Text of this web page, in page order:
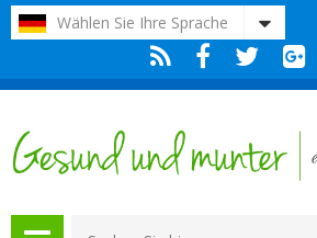
Bitte
beachten
Diese
enthält
ein
Barrierefreiheitssystem.
Wählen Sie Ihre Sprache